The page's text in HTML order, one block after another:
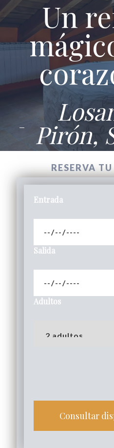
Un
Pirón,
RESERVA
Entrada
Salida
Adultos
Consultar